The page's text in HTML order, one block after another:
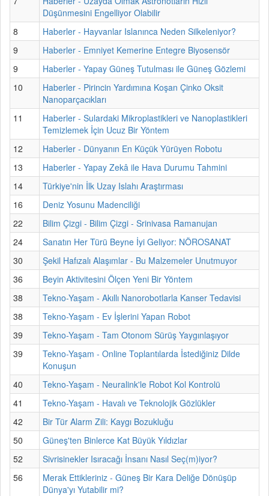
Düşünmesini Engelliyor Olabilir
8
Haberler - Hayvanlar Islanınca Neden Silkeleniyor?
9
Haberler - Emniyet Kemerine Entegre Biyosensör
9
Haberler - Yapay Güneş Tutulması ile Güneş Gözlemi
10
Haberler - Pirincin Yardımına Koşan Çinko Oksit
Nanoparçacıkları
11
Haberler - Sulardaki Mikroplastikleri ve Nanoplastikleri
Temizlemek İçin Ucuz Bir Yöntem
12
Haberler - Dünyanın En Küçük Yürüyen Robotu
13
Haberler - Yapay Zekâ ile Hava Durumu Tahmini
14
Türkiye'nin İlk Uzay Islahı Araştırması
16
Deniz Yosunu Madenciliği
22
Bilim Çizgi - Bilim Çizgi - Srinivasa Ramanujan
24
Sanatın Her Türü Beyne İyi Geliyor: NÖROSANAT
30
Şekil Hafızalı Alaşımlar - Bu Malzemeler Unutmuyor
36
Beyin Aktivitesini Ölçen Yeni Bir Yöntem
38
Tekno-Yaşam - Akıllı Nanorobotlarla Kanser Tedavisi
38
Tekno-Yaşam - Ev İşlerini Yapan Robot
39
Tekno-Yaşam - Tam Otonom Sürüş Yaygınlaşıyor
39
Tekno-Yaşam - Online Toplantılarda İstediğiniz Dilde
Konuşun
40
Tekno-Yaşam - Neuralink'le Robot Kol Kontrolü
41
Tekno-Yaşam - Havalı ve Teknolojik Gözlükler
42
Bir Tür Alarm Zili: Kaygı Bozukluğu
50
Güneş'ten Binlerce Kat Büyük Yıldızlar
52
Sivrisinekler Isıracağı İnsanı Nasıl Seç(m)iyor?
56
Merak Ettikleriniz - Güneş Bir Kara Deliğe Dönüşüp
Dünya'yı Yutabilir mi?